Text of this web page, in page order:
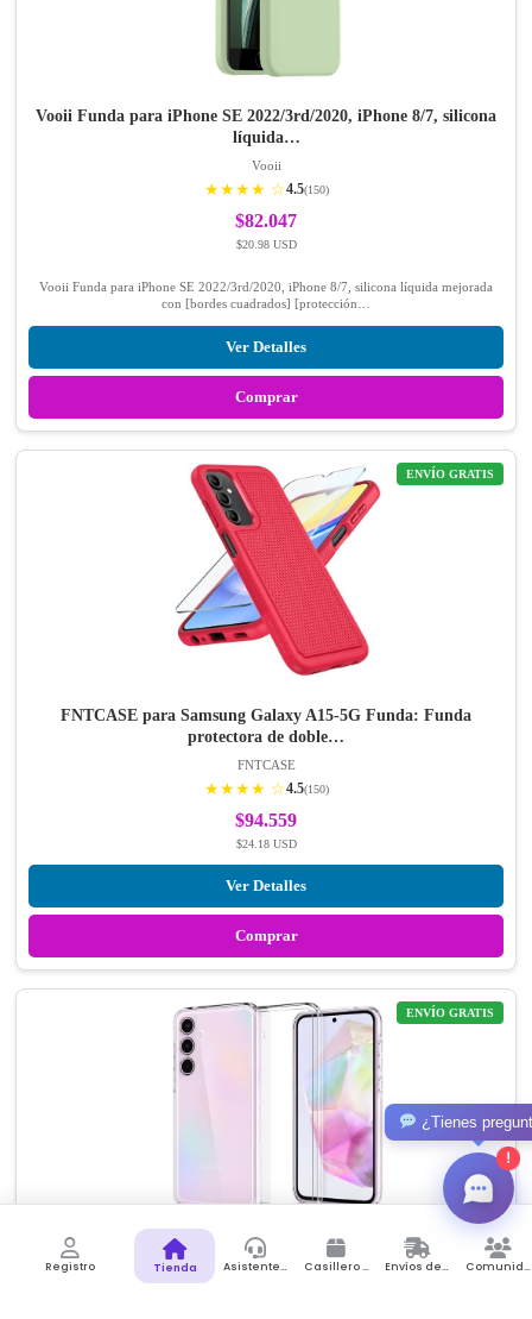
Registro Tienda Asistente de Compras Casillero Virtual Envíos desde Colombia Comunidad
Vooii Funda para iPhone SE 2022/3rd/2020, iPhone 8/7, silicona
líquida…
Vooii
★★★★ ☆4.5(150)
$82.047
$20.98 USD
Vooii Funda para iPhone SE 2022/3rd/2020, iPhone 8/7, silicona líquida mejorada
con [bordes cuadrados] [protección…
Ver Detalles
Comprar
ENVÍO GRATIS
FNTCASE para Samsung Galaxy A15-5G Funda: Funda
protectora de doble…
FNTCASE
★★★★ ☆4.5(150)
$94.559
$24.18 USD
Ver Detalles
Comprar
ENVÍO GRATIS
Spigen Ultra Hybrid diseñado para el estuche Galaxy A35 5G…
!
¿Tienes